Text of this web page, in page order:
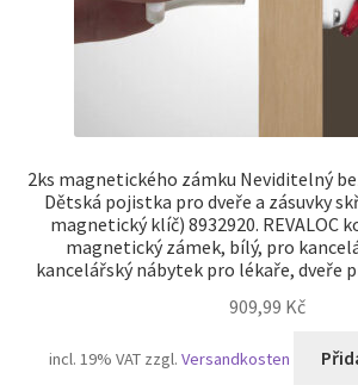
Soukromí
Zrušení
2ks magnetického zámku Neviditelný
Dětská pojistka pro dveře a zásuvky
magnetický klíč) 8932920. REVALOC
magnetický zámek, bílý, pro
kancelářský nábytek pro lékaře, dveře
909,99 Kč
incl. 19% VAT zzgl.Versandkosten